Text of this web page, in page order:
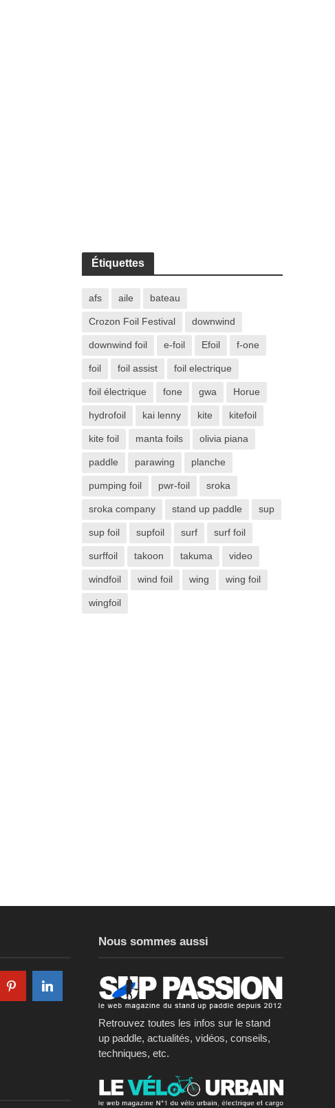
Étiquettes
afs aile bateau
Crozon Foil Festival downwind
downwind foil e-foil Efoil f-one
foil foil assist foil electrique
foil électrique fone gwa Horue
hydrofoil kai lenny kite kitefoil
kite foil manta foils olivia piana
paddle parawing planche
pumping foil pwr-foil sroka
sroka company stand up paddle sup
sup foil supfoil surf surf foil
surffoil takoon takuma video
windfoil wind foil wing wing foil
wingfoil
Nous sommes aussi
Retrouvez toutes les infos sur le stand
up paddle, actualités, vidéos, conseils,
techniques, etc.